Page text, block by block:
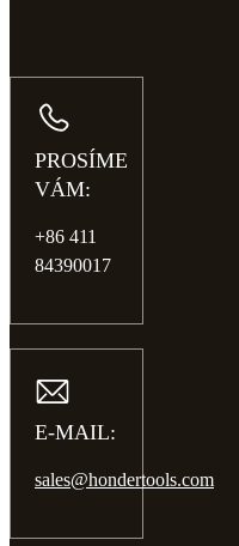
PROSÍME
VÁM:
+86 411
84390017
E-MAIL:
sales@hondertools.com